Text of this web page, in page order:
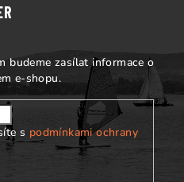
budeme zasílat informace o
e-shopu.
s podmínkami ochrany